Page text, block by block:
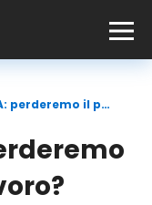
Parliamo di IA: perderemo il posto di lavoro?